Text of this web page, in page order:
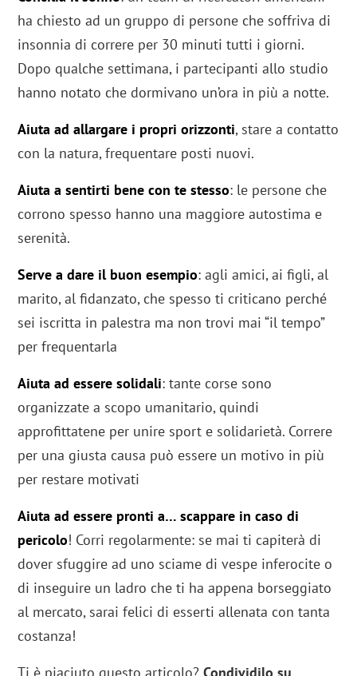
ha chiesto ad un gruppo di persone che soffriva di
insonnia di correre per 30 minuti tutti i giorni.
Dopo qualche settimana, i partecipanti allo studio
hanno notato che dormivano un’ora in più a notte.
Aiuta ad allargare i propri orizzonti, stare a contatto
con la natura, frequentare posti nuovi.
Aiuta a sentirti bene con te stesso: le persone che
corrono spesso hanno una maggiore autostima e
serenità.
Serve a dare il buon esempio: agli amici, ai figli, al
marito, al fidanzato, che spesso ti criticano perché
sei iscritta in palestra ma non trovi mai “il tempo”
per frequentarla
Aiuta ad essere solidali: tante corse sono
organizzate a scopo umanitario, quindi
approfittatene per unire sport e solidarietà. Correre
per una giusta causa può essere un motivo in più
per restare motivati
Aiuta ad essere pronti a… scappare in caso di
pericolo! Corri regolarmente: se mai ti capiterà di
dover sfuggire ad uno sciame di vespe inferocite o
di inseguire un ladro che ti ha appena borseggiato
al mercato, sarai felici di esserti allenata con tanta
costanza!